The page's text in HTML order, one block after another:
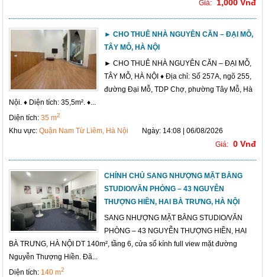
Giá:
1,000 Vnđ
► CHO THUÊ NHÀ NGUYÊN CĂN – ĐẠI MỖ,
TÂY MỖ, HÀ NỘI
► CHO THUÊ NHÀ NGUYÊN CĂN – ĐẠI MỖ,
TÂY MỖ, HÀ NỘI ♦ Địa chỉ: Số 257A, ngõ 255,
đường Đại Mỗ, TDP Chợ, phường Tây Mỗ, Hà
Nội. ♦ Diện tích: 35,5m². ♦...
Diện tích:35 m2
Khu vực:Quận Nam Từ Liêm, Hà Nội
Ngày: 14:08 | 06/08/2026
Giá: 0 Vnđ
CHÍNH CHỦ SANG NHƯỢNG MẶT BẰNG
STUDIO/VĂN PHÒNG – 43 NGUYỄN
THƯỢNG HIỀN, HAI BÀ TRƯNG, HÀ NỘI
SANG NHƯỢNG MẶT BẰNG STUDIO/VĂN
PHÒNG – 43 NGUYỄN THƯỢNG HIỀN, HAI
BÀ TRƯNG, HÀ NỘI DT 140m², tầng 6, cửa sổ kính full view mặt đường
Nguyễn Thượng Hiền. Đã...
Diện tích: 140 m2